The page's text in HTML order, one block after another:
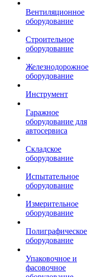
Вентиляционное
оборудование
Строительное
оборудование
Железнодорожное
оборудование
Инструмент
Гаражное
оборудование для
автосервиса
Складское
оборудование
Испытательное
оборудование
Измерительное
оборудование
Полиграфическое
оборудование
Упаковочное и
фасовочное